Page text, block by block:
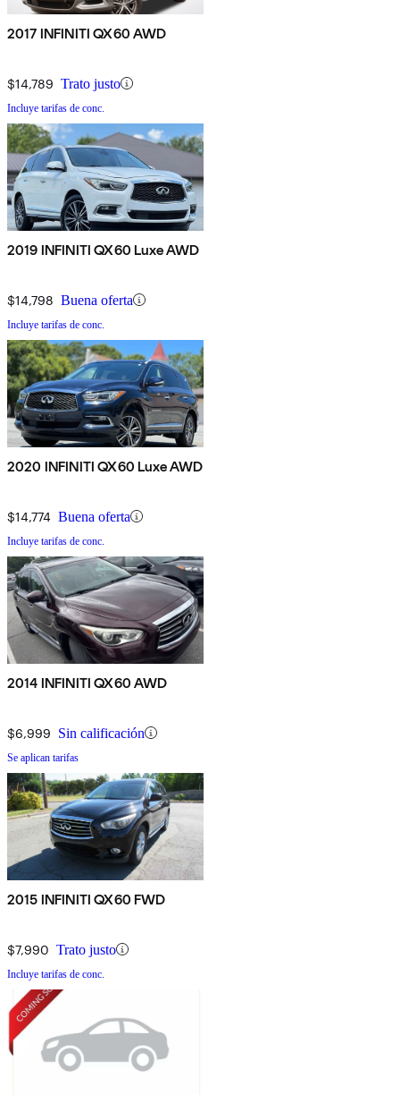
2017 INFINITI QX60 AWD
$14,789 Trato justo
Incluye tarifas de conc.
2019 INFINITI QX60 Luxe AWD
$14,798 Buena oferta
Incluye tarifas de conc.
2020 INFINITI QX60 Luxe AWD
$14,774 Buena oferta
Incluye tarifas de conc.
2014 INFINITI QX60 AWD
$6,999 Sin calificación
Se aplican tarifas
2015 INFINITI QX60 FWD
$7,990 Trato justo
Incluye tarifas de conc.